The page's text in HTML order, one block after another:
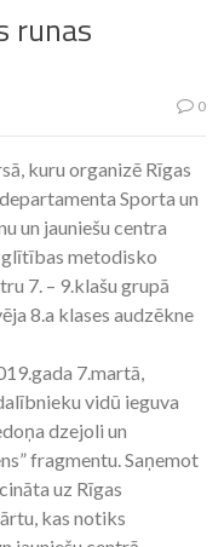
runas
0
kuru organizē Rīgas
Sporta un
un jauniešu centra
metodisko
7. – 9.klašu grupā
8.a klases audzēkne
7.martā,
vidū ieguva
dzejoli un
fragmentu. Saņemot
uz Rīgas
kas notiks